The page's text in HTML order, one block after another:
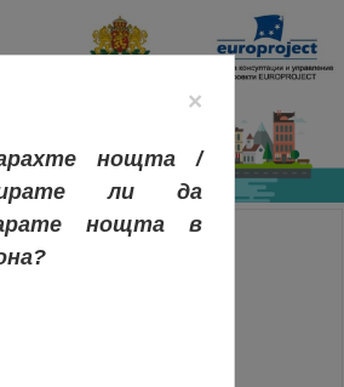
×
нощта /
ли да
нощта в